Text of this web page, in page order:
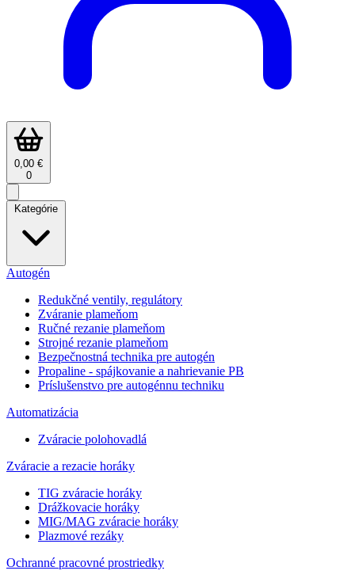
0,00 €
0
Kategórie
Autogén
Redukčné ventily, regulátory
Zváranie plameňom
Ručné rezanie plameňom
Strojné rezanie plameňom
Bezpečnostná technika pre autogén
Propaline - spájkovanie a nahrievanie PB
Príslušenstvo pre autogénnu techniku
Automatizácia
Zváracie polohovadlá
Zváracie a rezacie horáky
TIG zváracie horáky
Drážkovacie horáky
MIG/MAG zváracie horáky
Plazmové rezáky
Ochranné pracovné prostriedky